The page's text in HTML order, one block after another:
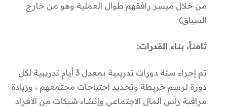
من خلال ميسر رافقهم طوال العملية وهو من خارج
السياق)
ثامناً، بناء القدرات:
تم إجراء ستة دورات تدريبية بمعدل 3 أيام تدريبية لكل
دورة لرسم خريطة وتحديد احتياجات مجتمعهم ، وزيادة
مراقبة رأس المال الاجتماعي وإنشاء شبكات من الأفراد